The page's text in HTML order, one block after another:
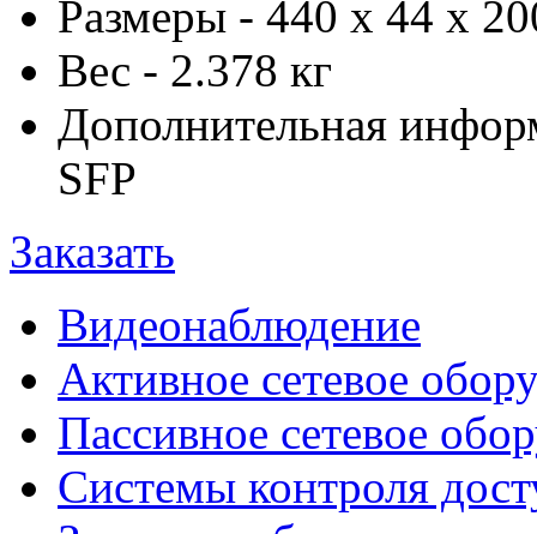
Размеры - 440 x 44 x
Вес - 2.378 кг
Дополнительная
SFP
Заказать
Видеонаблюдение
Активное сетевое
Пассивное сетевое
Системы контроля